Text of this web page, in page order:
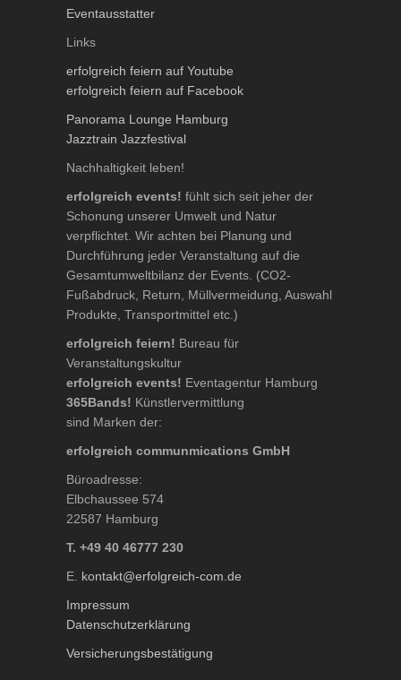
Eventausstatter
Links
erfolgreich feiern auf Youtube
erfolgreich feiern auf Facebook
Panorama Lounge Hamburg
Jazztrain Jazzfestival
Nachhaltigkeit leben!
erfolgreich events! fühlt sich seit jeher der
Schonung unserer Umwelt und Natur
verpflichtet. Wir achten bei Planung und
Durchführung jeder Veranstaltung auf die
Gesamtumweltbilanz der Events. (CO2-
Fußabdruck, Return, Müllvermeidung, Auswahl
Produkte, Transportmittel etc.)
erfolgreich feiern! Bureau für
Veranstaltungskultur
erfolgreich events! Eventagentur Hamburg
365Bands! Künstlervermittlung
sind Marken der:
erfolgreich communmications GmbH
Büroadresse:
Elbchaussee 574
22587 Hamburg
T. +49 40 46777 230
E. kontakt@erfolgreich-com.de
Impressum
Datenschutzerklärung
Versicherungsbestätigung